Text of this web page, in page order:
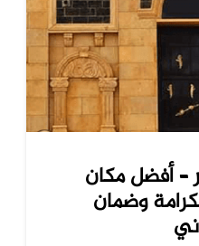
– أفضل مكان
وضمان